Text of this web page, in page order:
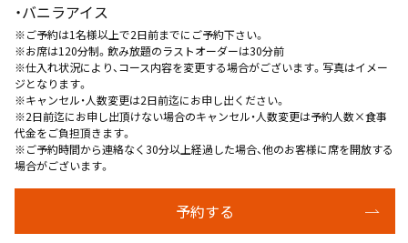
・バニラアイス
※ご予約は1名様以上で2日前までにご予約下さい。
※お席は120分制。飲み放題のラストオーダーは30分前
※仕入れ状況により、コース内容を変更する場合がございます。写真はイメー
ジとなります。
※キャンセル・人数変更は2日前迄にお申し出ください。
※2日前迄にお申し出頂けない場合のキャンセル・人数変更は予約人数×食事
代金をご負担頂きます。
※ご予約時間から連絡なく30分以上経過した場合、他のお客様に席を開放する
場合がございます。
予約する